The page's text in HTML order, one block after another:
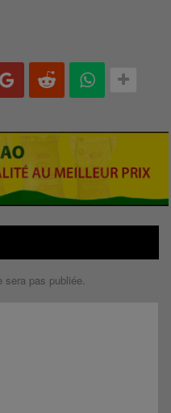
sera pas publiée.